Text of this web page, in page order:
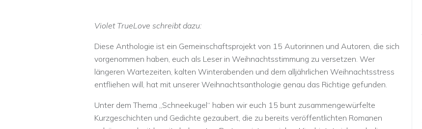
Violet TrueLove schreibt dazu:
Diese Anthologie ist ein Gemeinschaftsprojekt von 15 Autorinnen und Autoren, die sich
vorgenommen haben, euch als Leser in Weihnachtsstimmung zu versetzen. Wer
längeren Wartezeiten, kalten Winterabenden und dem alljährlichen Weihnachtsstress
entfliehen will, hat mit unserer Weihnachtsanthologie genau das Richtige gefunden.
Unter dem Thema „Schneekugel“ haben wir euch 15 bunt zusammengewürfelte
Kurzgeschichten und Gedichte gezaubert, die zu bereits veröffentlichten Romanen